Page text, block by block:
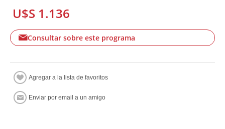
U$S 1.136
Consultar sobre este programa